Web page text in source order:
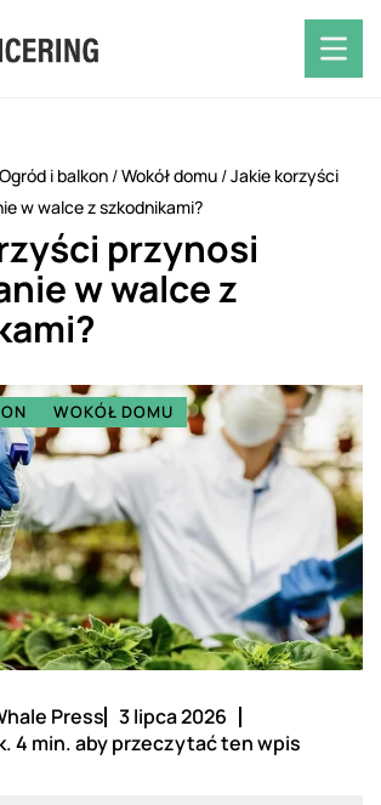
Ogród i balkon /Wokół domu /Jakie korzyści
w walce z szkodnikami?
przynosi
w walce z
WOKÓŁ DOMU
Press 3 lipca 2026
4 min. aby przeczytać ten wpis